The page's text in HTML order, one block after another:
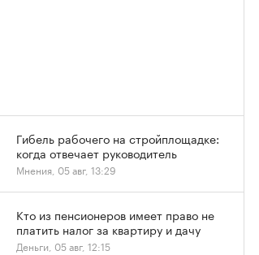
Гибель рабочего на стройплощадке:
когда отвечает руководитель
Мнения, 05 авг, 13:29
Кто из пенсионеров имеет право не
платить налог за квартиру и дачу
Деньги, 05 авг, 12:15